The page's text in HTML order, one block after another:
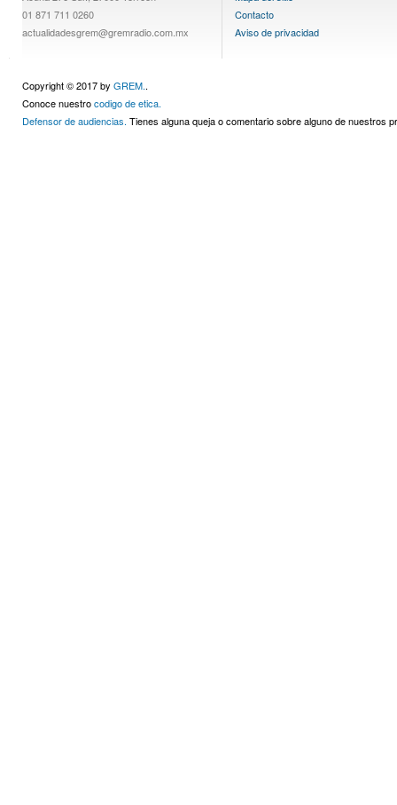
01 871 711 0260
actualidadesgrem@gremradio.com.mx
Contacto
Aviso de privacidad
Copyright © 2017 by GREM..
Conoce nuestrocodigo de etica.
Defensor de audiencias. Tienes alguna queja o comentario sobre alguno de nuestros